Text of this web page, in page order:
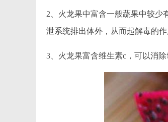
2、火龙果中富含一般蔬果中较少
泄系统排出体外，从而起解毒的
3、火龙果富含维生素c，可以消